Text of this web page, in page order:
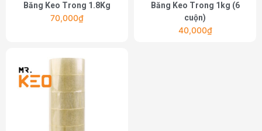
Băng Keo Trong 1.8Kg
70,000₫
Băng Keo Trong 1kg (6
cuộn)
40,000₫